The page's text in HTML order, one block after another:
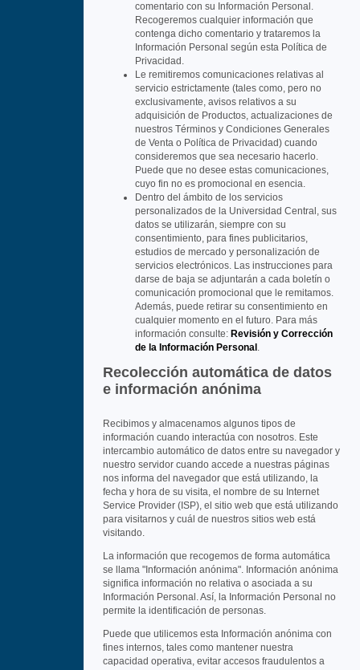
comentario con su Información Personal.
Recogeremos cualquier información que
contenga dicho comentario y trataremos la
Información Personal según esta Política de
Privacidad.
Le remitiremos comunicaciones relativas al
servicio estrictamente (tales como, pero no
exclusivamente, avisos relativos a su
adquisición de Productos, actualizaciones de
nuestros Términos y Condiciones Generales
de Venta o Política de Privacidad) cuando
consideremos que sea necesario hacerlo.
Puede que no desee estas comunicaciones,
cuyo fin no es promocional en esencia.
Dentro del ámbito de los servicios
personalizados de la Universidad Central, sus
datos se utilizarán, siempre con su
consentimiento, para fines publicitarios,
estudios de mercado y personalización de
servicios electrónicos. Las instrucciones para
darse de baja se adjuntarán a cada boletín o
comunicación promocional que le remitamos.
Además, puede retirar su consentimiento en
cualquier momento en el futuro. Para más
información consulte: Revisión y Corrección
de la Información Personal .
Recolección automática de datos
e información anónima
Recibimos y almacenamos algunos tipos de
información cuando interactúa con nosotros. Este
intercambio automático de datos entre su navegador y
nuestro servidor cuando accede a nuestras páginas
nos informa del navegador que está utilizando, la
fecha y hora de su visita, el nombre de su Internet
Service Provider (ISP), el sitio web que está utilizando
para visitarnos y cuál de nuestros sitios web está
visitando.
La información que recogemos de forma automática
se llama "Información anónima". Información anónima
significa información no relativa o asociada a su
Información Personal. Así, la Información Personal no
permite la identificación de personas.
Puede que utilicemos esta Información anónima con
fines internos, tales como mantener nuestra
capacidad operativa, evitar accesos fraudulentos a